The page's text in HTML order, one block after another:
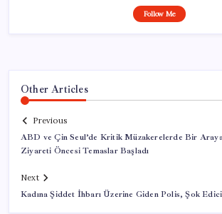
Follow Me
Other Articles
Previous
ABD ve Çin Seul’de Kritik Müzakerelerde Bir
Ziyareti Öncesi Temaslar Başladı
Next
Kadına Şiddet İhbarı Üzerine Giden Polis, Şok